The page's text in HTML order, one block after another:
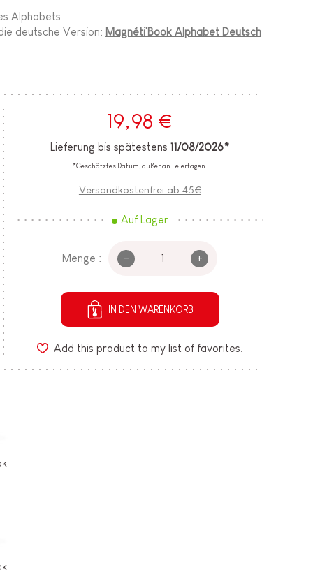
Alphabets
deutsche Version: Magnéti'Book Alphabet Deutsch
19,98 €
Lieferung bis spätestens11/08/2026*
*Geschätztes Datum, außer an Feiertagen.
Versandkostenfrei ab 45€
Auf Lager
Menge : - +
IN DEN WARENKORB
Add this product to my list of favorites.